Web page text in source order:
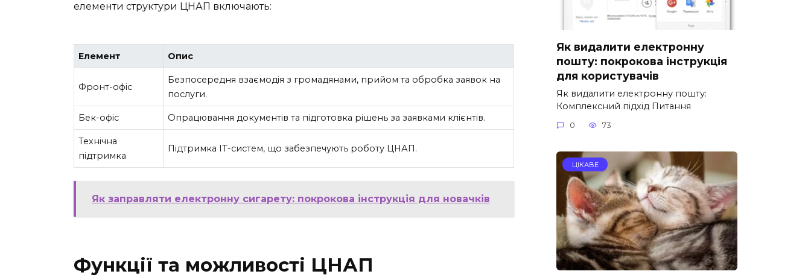
елементи структури ЦНАП включають:
Елемент Опис
Фронт-офіс
Безпосередня взаємодія з громадянами, прийом та обробка заявок на
послуги.
Бек-офіс Опрацювання документів та підготовка рішень за заявками клієнтів.
Технічна
підтримка
Підтримка IT-систем, що забезпечують роботу ЦНАП.
Як заправляти електронну сигарету: покрокова інструкція для новачків
Функції та можливості ЦНАП
Як видалити електронну
пошту: покрокова інструкція
для користувачів
Як видалити електронну пошту:
Комплексний підхід Питання
0 73
ЦІКАВЕ